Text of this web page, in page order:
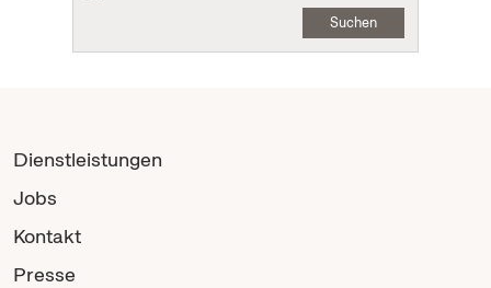
Suchen
Dienstleistungen
Jobs
Kontakt
Presse